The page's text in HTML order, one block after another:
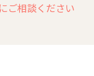
ご相談ください